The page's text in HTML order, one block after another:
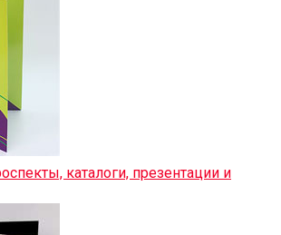
каталоги, презентации и